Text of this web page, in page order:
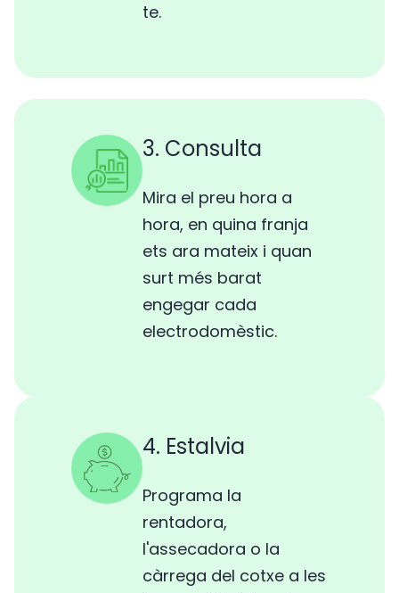
te.
3. Consulta
Mira el preu hora a
hora, en quina franja
ets ara mateix i quan
surt més barat
engegar cada
electrodomèstic.
4. Estalvia
Programa la
rentadora,
l'assecadora o la
càrrega del cotxe a les